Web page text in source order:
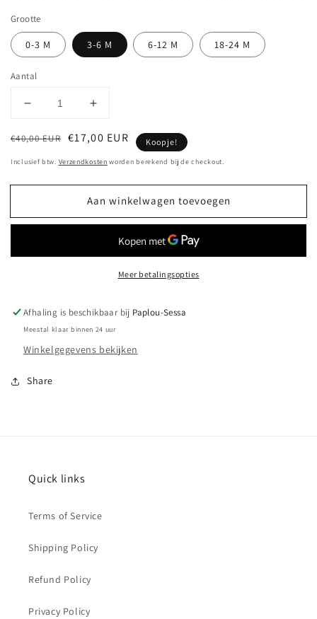
Grootte
0-3 M 3-6 M 6-12 M 18-24 M
Aantal
Aantal
voor
-
Nor
Dusty
Aantal
voor
OUTLET
-
Nor
Pants
Dusty
Rose
Normale
€40,00 EUR
Aanbiedingsprijs
€17,00 EUR Koopje!
Inclusief btw. Verzendkosten worden berekend bij de checkout.
Aan winkelwagen toevoegen
Meer betalingsopties
Afhaling is beschikbaar bij Paplou-Sessa
Meestal klaar binnen 24 uur
Winkelgegevens bekijken
Share
Quick links
Terms of Service
Shipping Policy
Refund Policy
Privacy Policy